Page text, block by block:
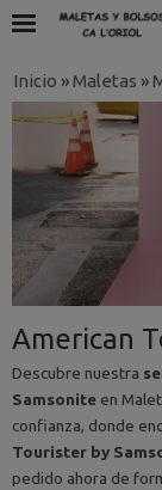
Inicio »Maletas »
American
Descubre nuestra
Samsonite en
confianza, donde
Tourister by
pedido ahora de